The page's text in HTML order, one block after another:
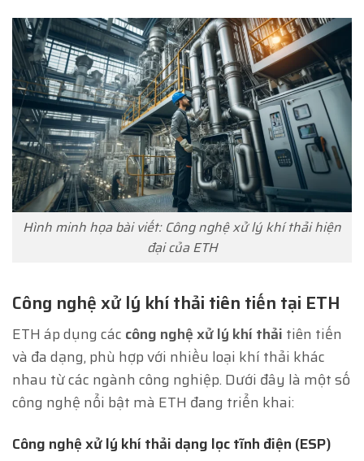
Hình minh họa bài viết: Công nghệ xử lý khí thải hiện
đại của ETH
Công nghệ xử lý khí thải tiên tiến tại ETH
ETH áp dụng các công nghệ xử lý khí thải tiên tiến
và đa dạng, phù hợp với nhiều loại khí thải khác
nhau từ các ngành công nghiệp. Dưới đây là một số
công nghệ nổi bật mà ETH đang triển khai:
Công nghệ xử lý khí thải dạng lọc tĩnh điện (ESP)